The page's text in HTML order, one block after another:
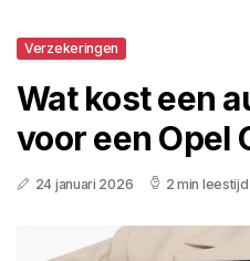
Verzekeringen
Wat kost een
voor een Opel
24 januari 2026 2 min leestijd